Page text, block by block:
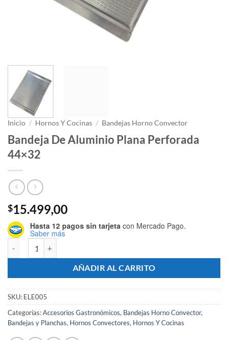
Inicio / Hornos Y Cocinas / Bandejas Horno Convector
Bandeja De Aluminio Plana Perforada
44×32
$15.499,00
Hasta 12 pagos sin tarjeta con Mercado Pago.
Saber más
AÑADIR AL CARRITO
SKU: ELE005
Categorías:Accesorios Gastronómicos, Bandejas Horno Convector,
Bandejas y Planchas, Hornos Convectores, Hornos Y Cocinas